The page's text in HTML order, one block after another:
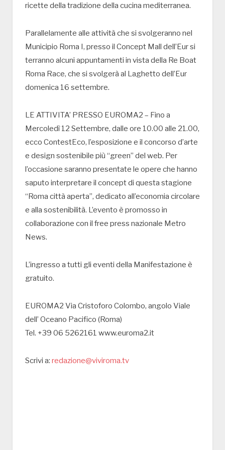
ricette della tradizione della cucina mediterranea.
Parallelamente alle attività che si svolgeranno nel
Municipio Roma I, presso il Concept Mall dell’Eur si
terranno alcuni appuntamenti in vista della Re Boat
Roma Race, che si svolgerà al Laghetto dell’Eur
domenica 16 settembre.
LE ATTIVITA’ PRESSO EUROMA2 – Fino a
Mercoledì 12 Settembre, dalle ore 10.00 alle 21.00,
ecco ContestEco, l’esposizione e il concorso d’arte
e design sostenibile più “green” del web. Per
l’occasione saranno presentate le opere che hanno
saputo interpretare il concept di questa stagione
“Roma città aperta”, dedicato all’economia circolare
e alla sostenibilità. L’evento è promosso in
collaborazione con il free press nazionale Metro
News.
L’ingresso a tutti gli eventi della Manifestazione è
gratuito.
EUROMA2 Via Cristoforo Colombo, angolo Viale
dell’ Oceano Pacifico (Roma)
Tel. +39 06 5262161 www.euroma2.it
Scrivi a: redazione@viviroma.tv